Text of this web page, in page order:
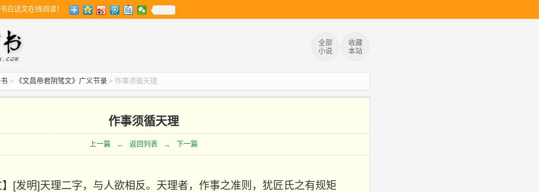
白话文在线阅读！
全部
小说
收藏
本站
> 《文昌帝君阴骘文》广义节录 > 作事须循天理
作事须循天理
上一篇 ← 返回列表 → 下一篇
[发明]天理二字，与人欲相反。天理者，作事之准则，犹匠氏之有规矩